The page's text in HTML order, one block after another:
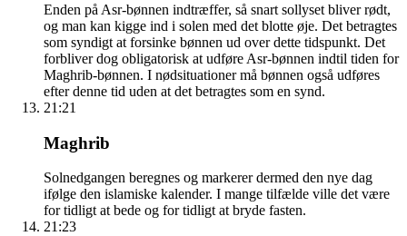
Enden på Asr-bønnen indtræffer, så snart sollyset bliver rødt,
og man kan kigge ind i solen med det blotte øje. Det betragtes
som syndigt at forsinke bønnen ud over dette tidspunkt. Det
forbliver dog obligatorisk at udføre Asr-bønnen indtil tiden for
Maghrib-bønnen. I nødsituationer må bønnen også udføres
efter denne tid uden at det betragtes som en synd.
21:21
Maghrib
Solnedgangen beregnes og markerer dermed den nye dag
ifølge den islamiske kalender. I mange tilfælde ville det være
for tidligt at bede og for tidligt at bryde fasten.
21:23